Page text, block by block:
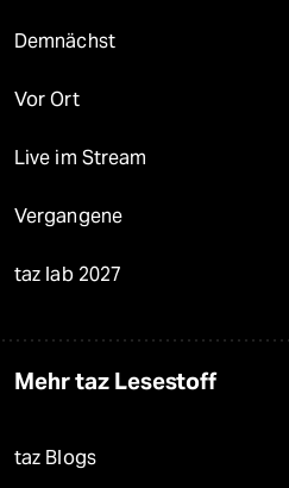
Demnächst
Vor Ort
Live im Stream
Vergangene
taz lab 2027
Mehr taz Lesestoff
taz Blogs